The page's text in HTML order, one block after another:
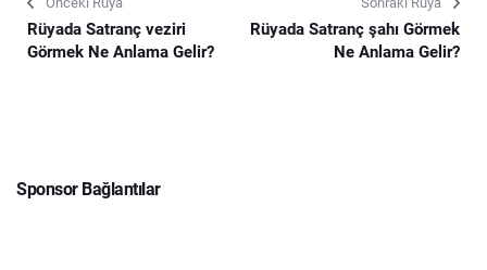
Rüyada Satranç veziri
Görmek Ne Anlama Gelir?
Rüyada Satranç şahı Görmek
Ne Anlama Gelir?
Sponsor Bağlantılar